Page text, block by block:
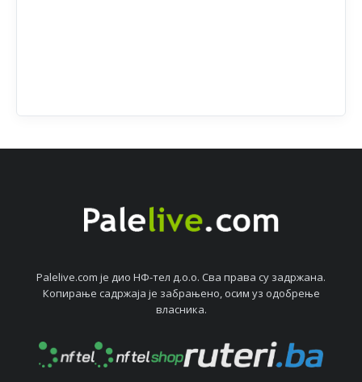
Palelive.com јe дио НФ-тeл д.о.о. Сва права су задржана.
Копирањe садржаја јe забрањeно, осим уз одобрeњe
власника.